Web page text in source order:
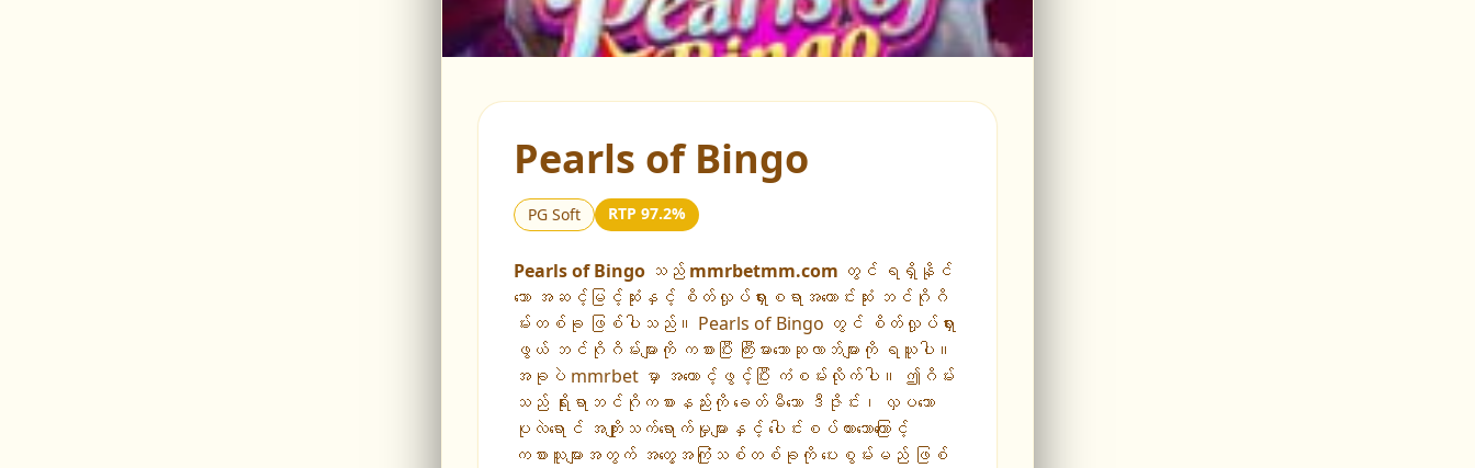
▶
Pearls of Bingo
PG Soft RTP 97.2%
Pearls of Bingo သည် mmrbetmm.com တွင် ရရှိနိုင်
သော အဆင့်မြင့်ဆုံးနှင့် စိတ်လှုပ်ရှားစရာအကောင်းဆုံး ဘင်ဂိုဂိ
မ်းတစ်ခု ဖြစ်ပါသည်။ Pearls of Bingo တွင် စိတ်လှုပ်ရှား
ဖွယ် ဘင်ဂိုဂိမ်းများကို ကစားပြီး ကြီးမားသောဆုလာဘ်များကို ရယူပါ။
အခုပဲ mmrbet မှာ အကောင့်ဖွင့်ပြီး ကံစမ်းလိုက်ပါ။ ဤဂိမ်း
သည် ရိုးရာဘင်ဂိုကစားနည်းကို ခေတ်မီသော ဒီဇိုင်း၊ လှပသော
ပုလဲရောင် အကျိုးသက်ရောက်မှုများနှင့် ပေါင်းစပ်ထားသောကြောင့်
ကစားသူများအတွက် အတွေ့အကြုံသစ်တစ်ခုကို ပေးစွမ်းမည် ဖြစ်